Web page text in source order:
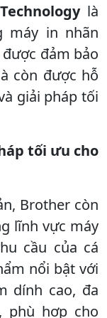
là
máy in nhãn
đảm bảo
còn được hỗ
giải pháp tối
tối ưu cho
Brother còn
lĩnh vực máy
cầu của cá
nổi bật với
dính cao, đa
phù hợp cho